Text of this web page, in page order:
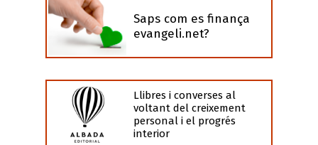
Saps com es finança
evangeli.net?
Llibres i converses al
voltant del creixement
personal i el progrés
interior